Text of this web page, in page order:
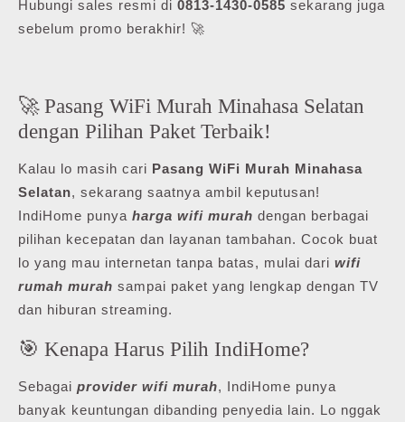
Hubungi sales resmi di 0813-1430-0585 sekarang juga
sebelum promo berakhir! 🚀
🚀 Pasang WiFi Murah Minahasa Selatan
dengan Pilihan Paket Terbaik!
Kalau lo masih cari Pasang WiFi Murah Minahasa
Selatan, sekarang saatnya ambil keputusan!
IndiHome punya harga wifi murah dengan berbagai
pilihan kecepatan dan layanan tambahan. Cocok buat
lo yang mau internetan tanpa batas, mulai dari wifi
rumah murah sampai paket yang lengkap dengan TV
dan hiburan streaming.
🎯 Kenapa Harus Pilih IndiHome?
Sebagai provider wifi murah, IndiHome punya
banyak keuntungan dibanding penyedia lain. Lo nggak